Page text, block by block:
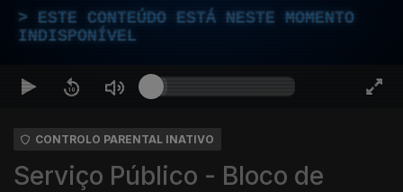
ESTE CONTEÚDO ESTÁ NESTE MOMENTO
INDISPONÍVEL
CONTROLO PARENTAL INATIVO
Serviço Público - Bloco de